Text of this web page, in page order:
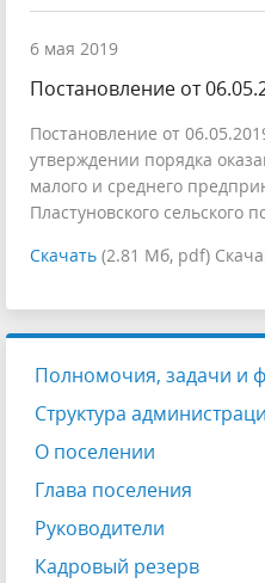
6 мая 2019
Постановление от
Постановление от
утверждении порядка
малого и среднего
Пластуновского сельского
Скачать (2.81 Мб, pdf)
Полномочия, задачи и
Структура
О поселении
Глава поселения
Руководители
Кадровый резерв